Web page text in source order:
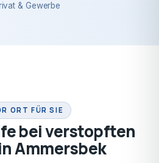
& Gewerbe
ORT FÜR SIE
bei verstopften
Ammersbek